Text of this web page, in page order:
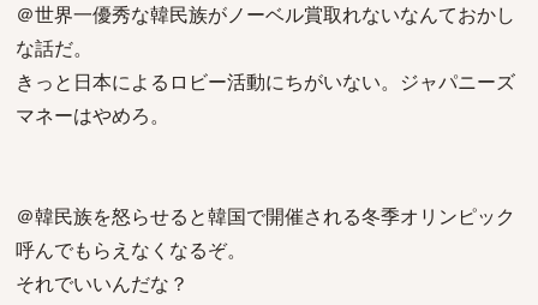
＠世界一優秀な韓民族がノーベル賞取れないなんておかし
な話だ。
きっと日本によるロビー活動にちがいない。ジャパニーズ
マネーはやめろ。
＠韓民族を怒らせると韓国で開催される冬季オリンピック
呼んでもらえなくなるぞ。
それでいいんだな？